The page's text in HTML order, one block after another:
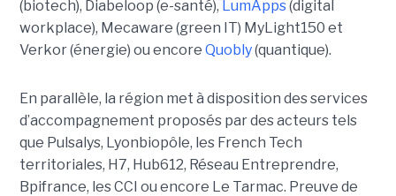
(biotech), Diabeloop (e-santé), LumApps(digital
workplace), Mecaware (green IT) MyLight150 et
Verkor (énergie) ou encore Quobly(quantique).
En parallèle, la région met à disposition des services
d’accompagnement proposés par des acteurs tels
que Pulsalys, Lyonbiopôle, les French Tech
territoriales, H7, Hub612, Réseau Entreprendre,
Bpifrance, les CCI ou encore Le Tarmac. Preuve de